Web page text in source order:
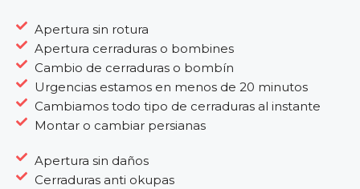
Apertura sin rotura
Apertura cerraduras o bombines
Cambio de cerraduras o bombín
Urgencias estamos en menos de 20 minutos
Cambiamos todo tipo de cerraduras al instante
Montar o cambiar persianas
Apertura sin daños
Cerraduras anti okupas